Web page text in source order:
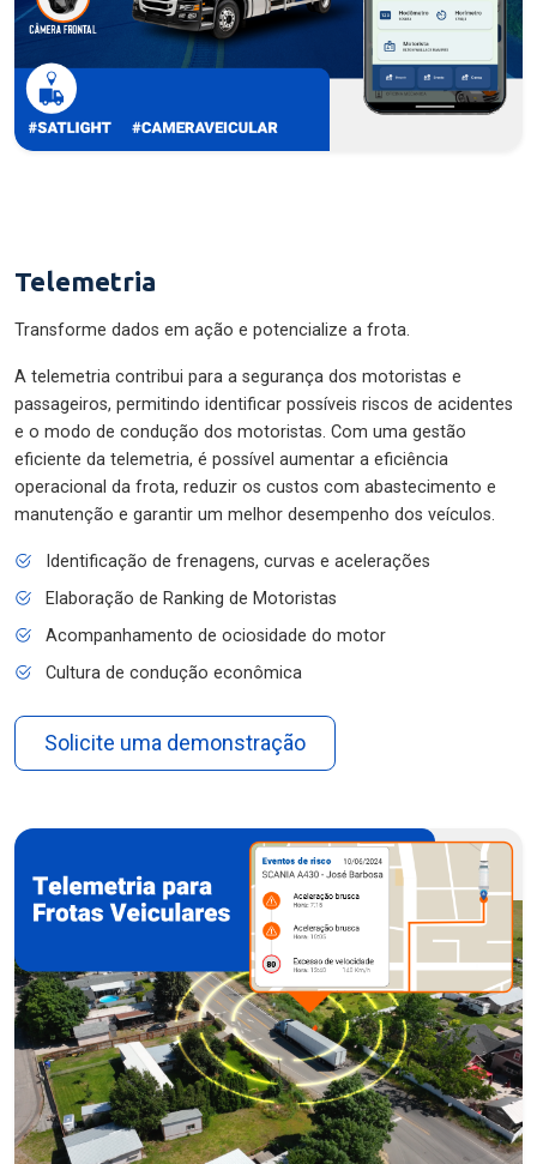
Telemetria
Transforme dados em ação e potencialize a frota.
A telemetria contribui para a segurança dos motoristas e
passageiros, permitindo identificar possíveis riscos de acidentes
e o modo de condução dos motoristas. Com uma gestão
eficiente da telemetria, é possível aumentar a eficiência
operacional da frota, reduzir os custos com abastecimento e
manutenção e garantir um melhor desempenho dos veículos.
Identificação de frenagens, curvas e acelerações
Elaboração de Ranking de Motoristas
Acompanhamento de ociosidade do motor
Cultura de condução econômica
Solicite uma demonstração